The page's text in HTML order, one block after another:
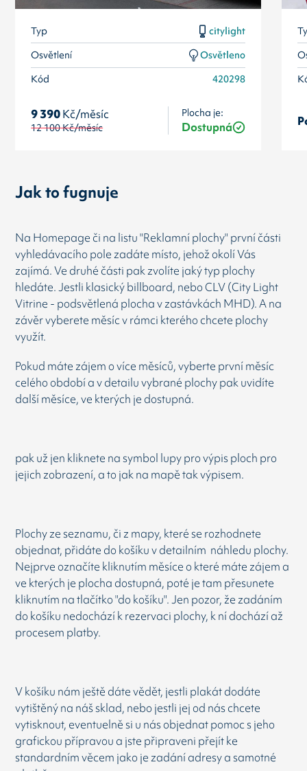
Typ
citylight
Osvětlení
Osvětleno
Kód
420298
9 390Kč/měsíc
12 100Kč/měsíc
Plocha je:
Dostupná
Jak to fugnuje
Na Homepage či na listu "Reklamní plochy" první části
vyhledávacího pole zadáte místo, jehož okolí Vás
zajímá. Ve druhé části pak zvolíte jaký typ plochy
hledáte. Jestli klasický billboard, nebo CLV (City Light
Vitrine - podsvětlená plocha v zastávkách MHD). A na
závěr vyberete měsíc v rámci kterého chcete plochy
využít.
Pokud máte zájem o více měsíců, vyberte první měsíc
celého období a v detailu vybrané plochy pak uvidíte
další měsíce, ve kterých je dostupná.
pak už jen kliknete na symbol lupy pro výpis ploch pro
jejich zobrazení, a to jak na mapě tak výpisem.
Plochy ze seznamu, či z mapy, které se rozhodnete
objednat, přidáte do košíku v detailním náhledu plochy.
Nejprve označíte kliknutím měsíce o které máte zájem a
ve kterých je plocha dostupná, poté je tam přesunete
kliknutím na tlačítko "do košíku". Jen pozor, že zadáním
do košíku nedochází k rezervaci plochy, k ní dochází až
procesem platby.
V košíku nám ještě dáte vědět, jestli plakát dodáte
vytištěný na náš sklad, nebo jestli jej od nás chcete
vytisknout, eventuelně si u nás objednat pomoc s jeho
grafickou přípravou a jste připraveni přejít ke
standardním věcem jako je zadání adresy a samotné